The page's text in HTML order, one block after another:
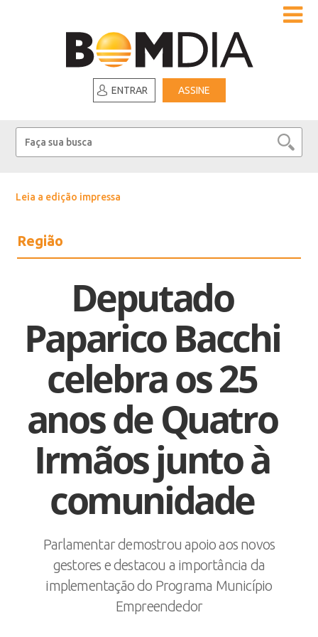
ENTRAR ASSINE
Leia a edição impressa
Região
Deputado
Paparico Bacchi
celebra os 25
anos de Quatro
Irmãos junto à
comunidade
Parlamentar demostrou apoio aos novos
gestores e destacou a importância da
implementação do Programa Município
Empreendedor